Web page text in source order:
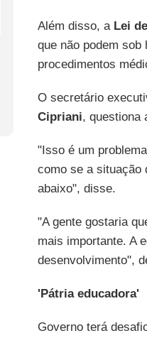
Além disso, a Lei
que não podem
procedimentos
O secretário
Cipriani, questiona
"Isso é um
como se a situação
abaixo", disse.
"A gente gostaria
mais importante. A
desenvolvimento",
'Pátria educadora'
Governo terá